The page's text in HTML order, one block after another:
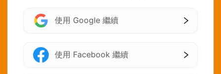
使用 Google 繼續
使用 Facebook 繼續